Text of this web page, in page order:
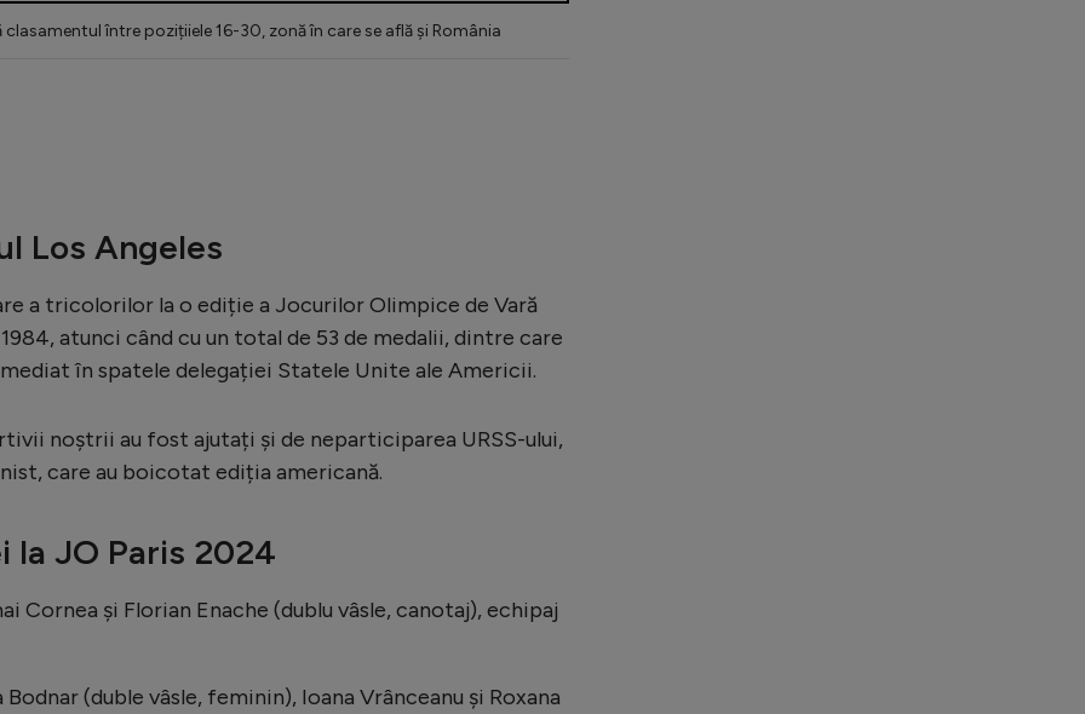
între pozițiiele 16-30, zonă în care se află și România
Los Angeles
a tricolorilor la o ediție a Jocurilor Olimpice de Vară
atunci când cu un total de 53 de medalii, dintre care
în spatele delegației Statele Unite ale Americii.
noștrii au fost ajutați și de neparticiparea URSS-ului,
care au boicotat ediția americană.
la JO Paris 2024
Cornea și Florian Enache (dublu vâsle, canotaj), echipaj
(duble vâsle, feminin), Ioana Vrânceanu și Roxana